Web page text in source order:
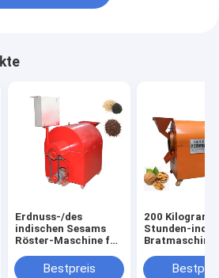
Erdnuss-/des
indischen Sesams
Röster-Maschine für
Bestpreis
200
Stunden-